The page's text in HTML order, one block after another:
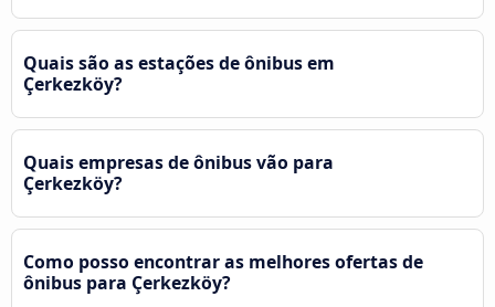
Quais são as estações de ônibus em
Çerkezköy?
Quais empresas de ônibus vão para
Çerkezköy?
Como posso encontrar as melhores ofertas de
ônibus para Çerkezköy?